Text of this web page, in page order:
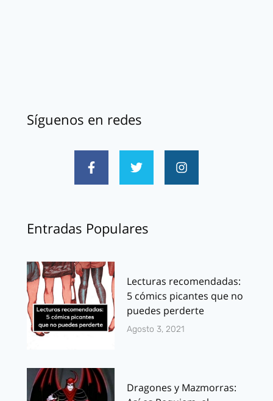
Síguenos en redes
Entradas Populares
Lecturas recomendadas:
5 cómics picantes que no
puedes perderte
Agosto 3, 2021
Dragones y Mazmorras: